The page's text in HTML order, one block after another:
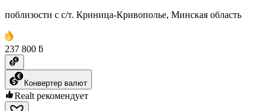
поблизости с с/т. Криница-Кривополье, Минская область
237 800 ƃ
Конвертер валют
Realt рекомендует